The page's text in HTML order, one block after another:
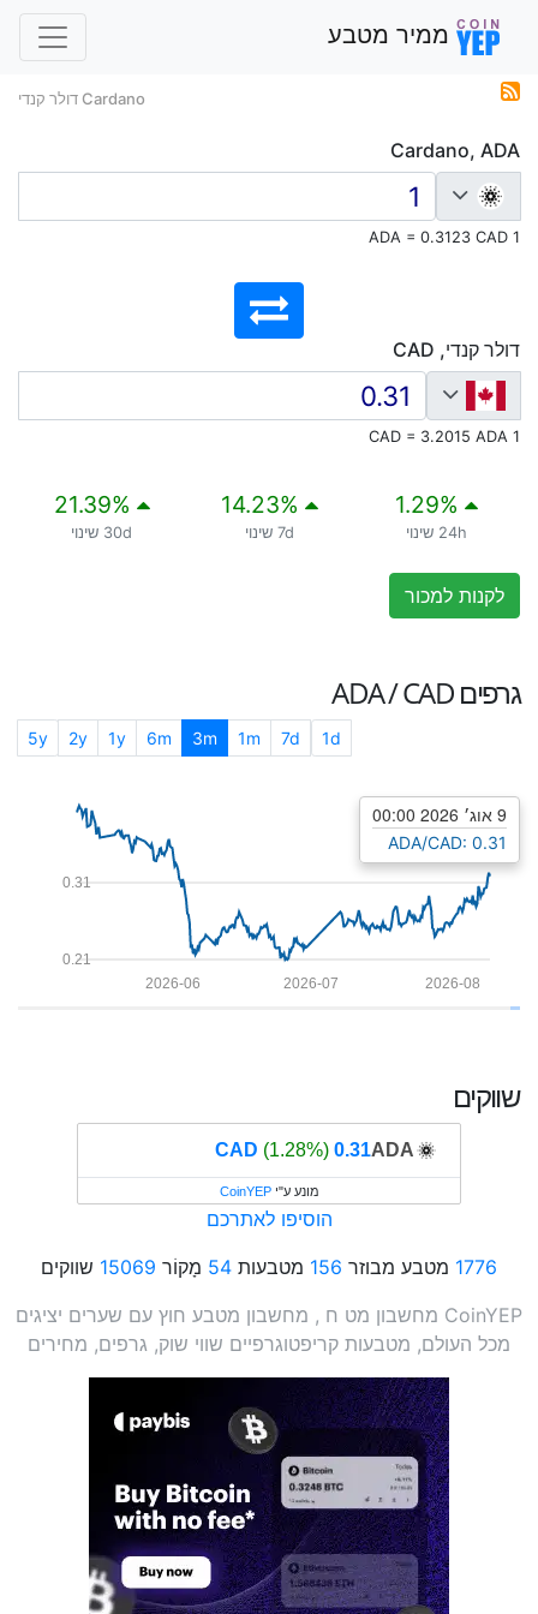
ממיר מטבע
Cardano דולר קנדי
Cardano, ADA
1 ADA = 0.3123 CAD
דולר קנדי, CAD
1 CAD = 3.2015 ADA
1.29%
24h שינוי
14.23%
7d שינוי
21.39%
30d שינוי
לקנות למכור
גרפיםADA / CAD
1d
7d
1m
3m
6m
1y
2y
5y
0.21
0.31
2026-08
2026-07
2026-06
9 אוג׳ 2026 00:00
ADA/CAD: 0.31
שווקים
ADA
0.31 CAD
(1.28%)
מונע ע"יCoinYEP
הוסיפו לאתרכם
1776 מטבע מבוזר 156 מטבעות 54 מָקוֹר 15069 שווקים
CoinYEP מחשבון מט ח , מחשבון מטבע חוץ עם שערים יציגים
מכל העולם, מטבעות קריפטוגרפיים שווי שוק, גרפים, מחירים